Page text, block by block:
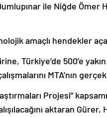
ile Niğde
amaçlı hendekler
Türkiye’de 500’e
MTA’nın
Projesi”
aktaran Gürer,